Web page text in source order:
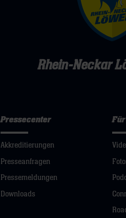
Rhein-Neckar
Pressecenter
Akkreditierungen
Presseanfragen
Pressemeldungen
Downloads